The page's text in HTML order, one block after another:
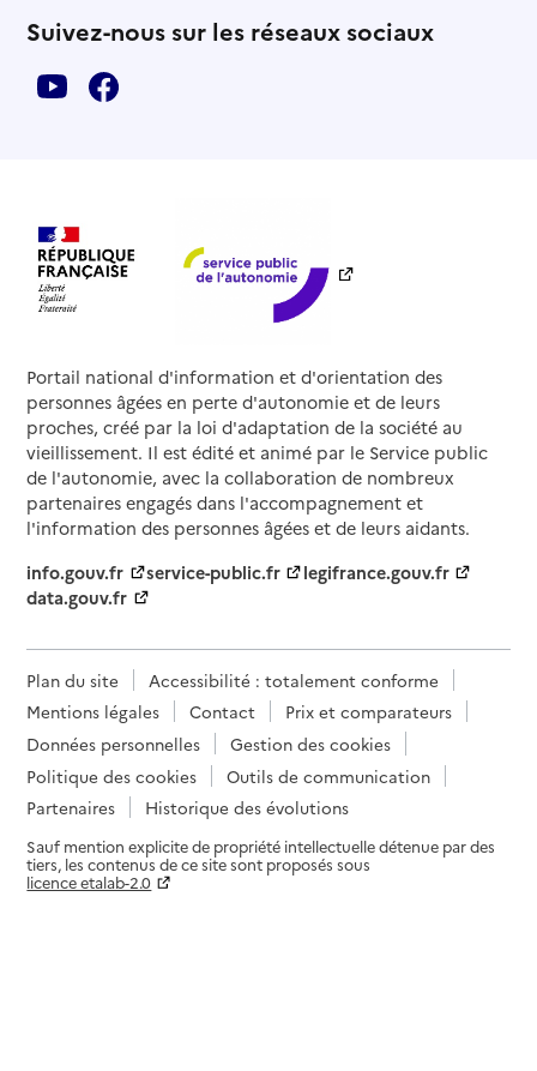
Suivez-nous sur les réseaux sociaux
Portail national d'information et d'orientation des
personnes âgées en perte d'autonomie et de leurs
proches, créé par la loi d'adaptation de la société au
vieillissement. Il est édité et animé par le Service public
de l'autonomie, avec la collaboration de nombreux
partenaires engagés dans l'accompagnement et
l'information des personnes âgées et de leurs aidants.
info.gouv.fr
service-public.fr
legifrance.gouv.fr
data.gouv.fr
Plan du site
Accessibilité : totalement conforme
Mentions légales
Contact
Prix et comparateurs
Données personnelles
Gestion des cookies
Politique des cookies
Outils de communication
Partenaires
Historique des évolutions
Sauf mention explicite de propriété intellectuelle détenue par des
tiers, les contenus de ce site sont proposés sous
licence etalab-2.0